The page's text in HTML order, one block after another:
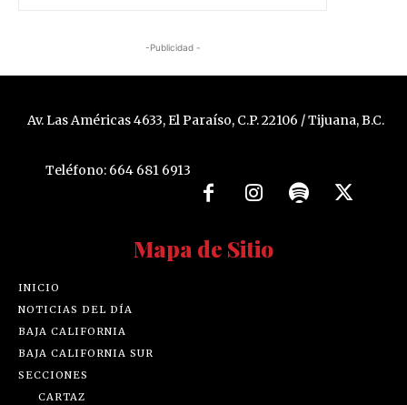
-Publicidad -
Av. Las Américas 4633, El Paraíso, C.P. 22106 / Tijuana, B.C.
Teléfono: 664 681 6913
Mapa de Sitio
INICIO
NOTICIAS DEL DÍA
BAJA CALIFORNIA
BAJA CALIFORNIA SUR
SECCIONES
CARTAZ